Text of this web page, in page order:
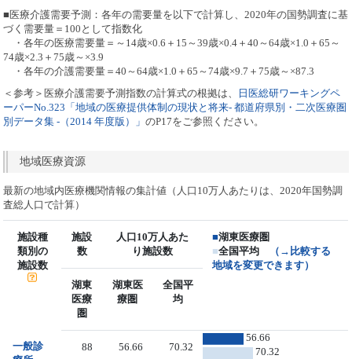
■医療介護需要予測：各年の需要量を以下で計算し、2020年の国勢調査に基
づく需要量＝100として指数化
・各年の医療需要量＝～14歳×0.6＋15～39歳×0.4＋40～64歳×1.0＋65～
74歳×2.3＋75歳～×3.9
・各年の介護需要量＝40～64歳×1.0＋65～74歳×9.7＋75歳～×87.3
＜参考＞医療介護需要予測指数の計算式の根拠は、
日医総研ワーキングペ
ーパーNo.323「地域の医療提供体制の現状と将来- 都道府県別・二次医療圏
別データ集 -（2014 年度版）」のP17をご参照ください。
地域医療資源
最新の地域内医療機関情報の集計値（人口10万人あたりは、2020年国勢調
査総人口で計算）
施設種
類別の
施設数
施設
数
人口10万人あた
り施設数
■湖東医療圏
■全国平均
（→比較する
地域を変更できます）
湖東
医療
圏
湖東医
療圏
全国平
均
一般診
88 56.66 70.32
56.66
70.32